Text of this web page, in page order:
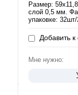
Размер:
слой 0,5 мм.
упаковке:
Добавить
Мне нужно: